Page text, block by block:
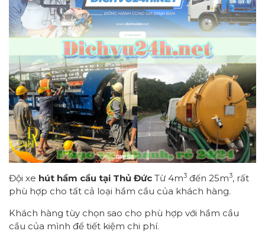
Đội xe hút hầm cầu tại Thủ Đức Từ 4m3 đến 25m3, rất
phù hợp cho tất cả loại hầm cầu của khách hàng.
Khách hàng tùy chọn sao cho phù hợp với hầm cầu
cầu của mình để tiết kiệm chi phí.